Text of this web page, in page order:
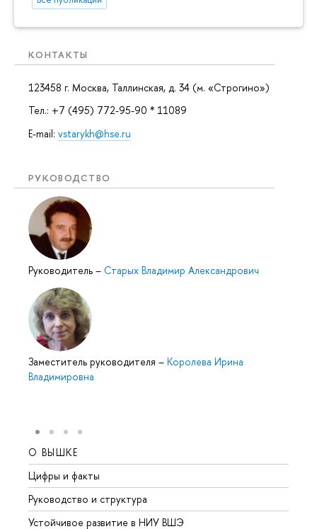
КОНТАКТЫ
123458 г. Москва, Таллинская, д. 34 (м. «Строгино»)
Тел.: +7 (495) 772-95-90 * 11089
E-mail: vstarykh@hse.ru
РУКОВОДСТВО
Руководитель – Старых Владимир Александрович
Заместитель руководителя – Королева Ирина
Владимировна
О ВЫШКЕ
Цифры и факты
Руководство и структура
Устойчивое развитие в НИУ ВШЭ